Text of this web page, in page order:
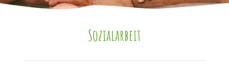
Sozialarbeit